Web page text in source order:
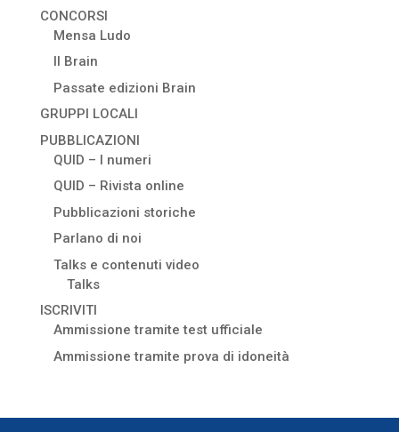
CONCORSI
Mensa Ludo
Il Brain
Passate edizioni Brain
GRUPPI LOCALI
PUBBLICAZIONI
QUID – I numeri
QUID – Rivista online
Pubblicazioni storiche
Parlano di noi
Talks e contenuti video
Talks
ISCRIVITI
Ammissione tramite test ufficiale
Ammissione tramite prova di idoneità